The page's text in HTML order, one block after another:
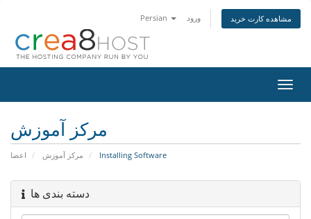
Persian ورود مشاهده کارت خرید
تغییر
مرکز آموزش
اعضا مرکز آموزش Installing Software
دسته بندی ها